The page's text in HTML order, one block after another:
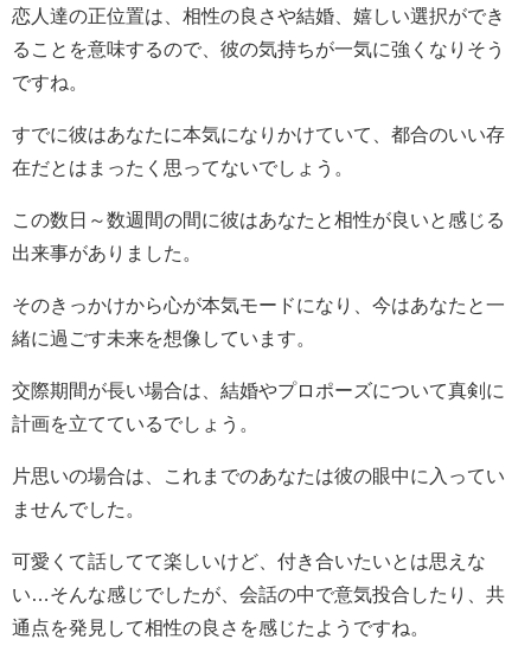
恋人達の正位置は、相性の良さや結婚、嬉しい選択ができ
ることを意味するので、彼の気持ちが一気に強くなりそう
ですね。
すでに彼はあなたに本気になりかけていて、都合のいい存
在だとはまったく思ってないでしょう。
この数日～数週間の間に彼はあなたと相性が良いと感じる
出来事がありました。
そのきっかけから心が本気モードになり、今はあなたと一
緒に過ごす未来を想像しています。
交際期間が長い場合は、結婚やプロポーズについて真剣に
計画を立てているでしょう。
片思いの場合は、これまでのあなたは彼の眼中に入ってい
ませんでした。
可愛くて話してて楽しいけど、付き合いたいとは思えな
い…そんな感じでしたが、会話の中で意気投合したり、共
通点を発見して相性の良さを感じたようですね。